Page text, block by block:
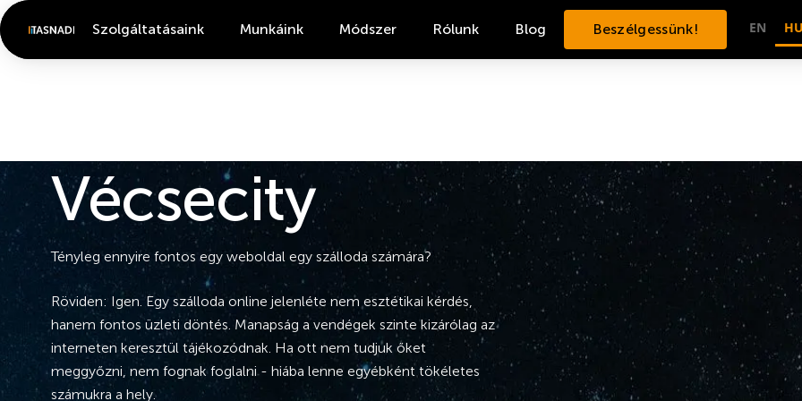
Szolgáltatásaink Munkáink Módszer Rólunk Blog Beszélgessünk! EN
Vécsecity
Tényleg ennyire fontos egy weboldal egy szálloda számára?
Röviden: Igen. Egy szálloda online jelenléte nem esztétikai kérdés,
hanem fontos üzleti döntés. Manapság a vendégek szinte kizárólag az
interneten keresztül tájékozódnak. Ha ott nem tudjuk őket
meggyőzni, nem fognak foglalni - hiába lenne egyébként tökéletes
számukra a hely.